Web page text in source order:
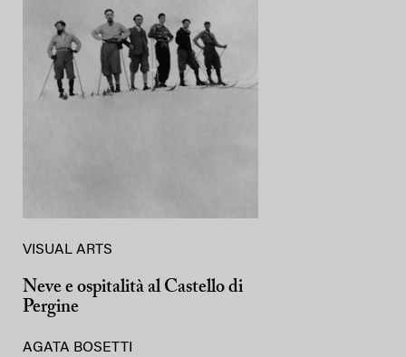
VISUAL ARTS
Neve e ospitalità al Castello di
Pergine
AGATA BOSETTI